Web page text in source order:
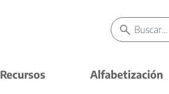
Recursos Alfabetización